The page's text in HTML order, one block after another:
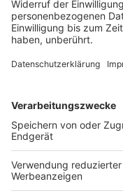
Die Asienreise des
Vorstände ziehen
ebenfalls
DEINE
Du hast dir noch
Markiere sie hierfür